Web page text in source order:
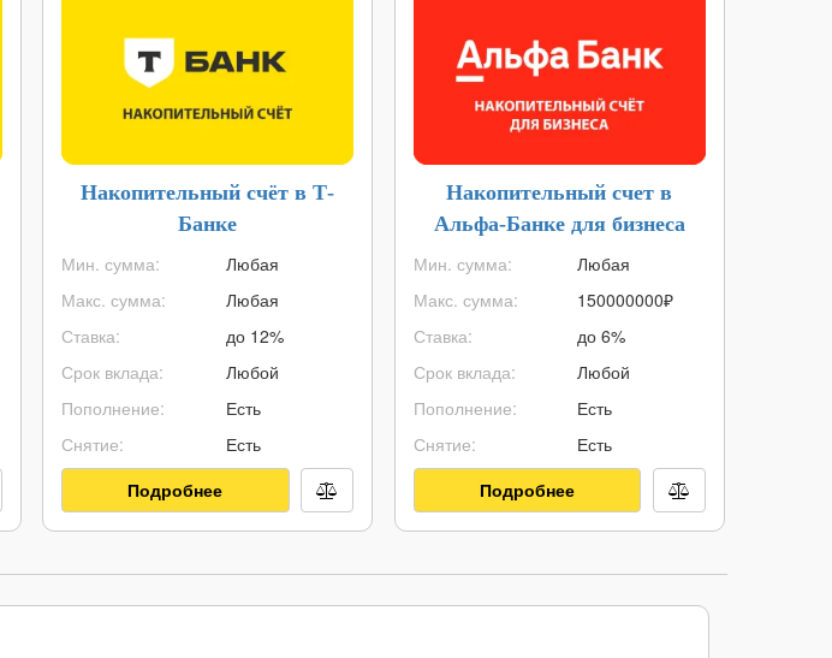
Накопительный счёт в Т-
Банке
Мин. сумма:
Макс. сумма:
Ставка:
Срок вклада:
Пополнение:
Снятие:
Любая
Любая
до 12%
Любой
Есть
Есть
Подробнее
Накопительный счет в
Альфа-Банке для бизнеса
Мин. сумма:
Макс. сумма:
Ставка:
Срок вклада:
Пополнение:
Снятие:
Любая
150000000₽
до 6%
Любой
Есть
Есть
Подробнее